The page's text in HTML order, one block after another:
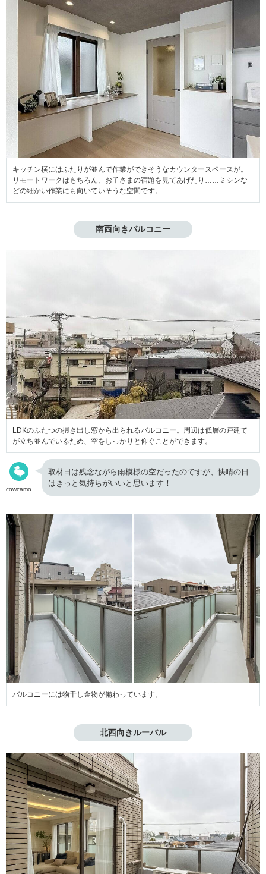
キッチン横にはふたりが並んで作業ができそうなカウンタースペースが。
リモートワークはもちろん、お子さまの宿題を見てあげたり……ミシンな
どの細かい作業にも向いていそうな空間です。
南西向きバルコニー
LDKのふたつの掃き出し窓から出られるバルコニー。周辺は低層の戸建て
が立ち並んでいるため、空をしっかりと仰ぐことができます。
cowcamo
取材日は残念ながら雨模様の空だったのですが、快晴の日
はきっと気持ちがいいと思います！
バルコニーには物干し金物が備わっています。
北西向きルーバル